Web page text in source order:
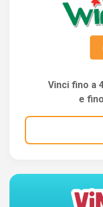
Vinci fino a
e